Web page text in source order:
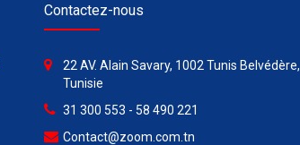
Contactez-nous
22 AV. Alain Savary, 1002 Tunis Belvédère,
Tunisie
31 300 553 - 58 490 221
Contact@zoom.com.tn